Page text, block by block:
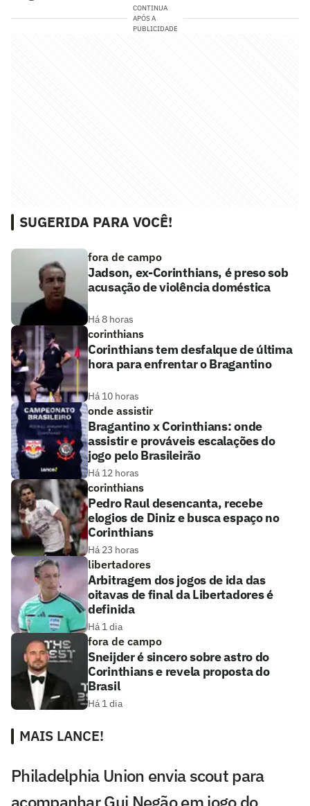
CONTINUA
APÓS A
PUBLICIDADE
SUGERIDA PARA VOCÊ!
fora de campo
Jadson, ex-Corinthians, é preso sob
acusação de violência doméstica
Há 8 horas
corinthians
Corinthians tem desfalque de última
hora para enfrentar o Bragantino
Há 10 horas
onde assistir
Bragantino x Corinthians: onde
assistir e prováveis escalações do
jogo pelo Brasileirão
Há 12 horas
corinthians
Pedro Raul desencanta, recebe
elogios de Diniz e busca espaço no
Corinthians
Há 23 horas
libertadores
Arbitragem dos jogos de ida das
oitavas de final da Libertadores é
definida
Há 1 dia
fora de campo
Sneijder é sincero sobre astro do
Corinthians e revela proposta do
Brasil
Há 1 dia
MAIS LANCE!
Philadelphia Union envia scout para